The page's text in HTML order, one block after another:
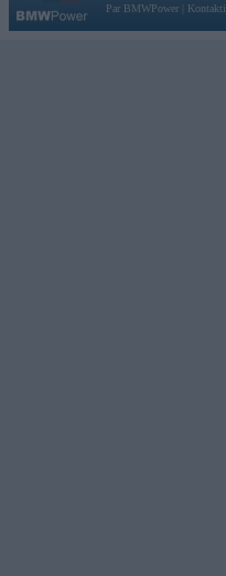
Par BMWPower
Kontakti